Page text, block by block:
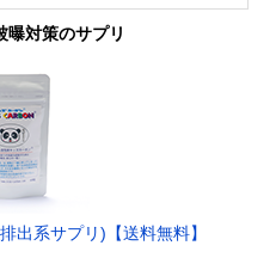
曝対策のサプリ
出系サプリ)【送料無料】